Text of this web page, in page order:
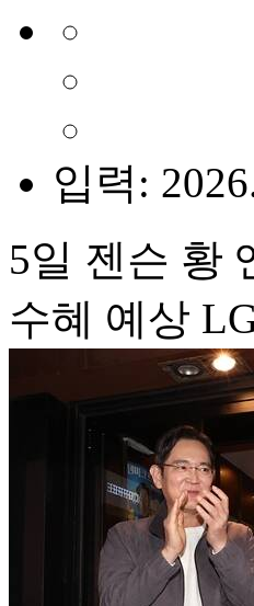
입력:
5일 젠슨 황
수혜 예상